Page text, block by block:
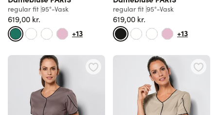
regular fit 95°-Vask
619,00 kr.
+13
regular fit 95°-Vask
619,00 kr.
+13